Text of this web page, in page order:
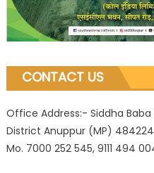
CONTACT US
Office Address:- Siddha
District Anuppur (MP) 484224
Mo. 7000 252 545, 9111 494